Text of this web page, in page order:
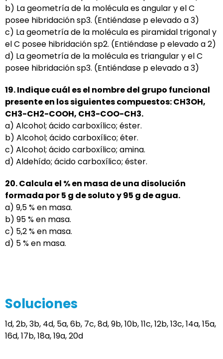
b) La geometría de la molécula es angular y el C
posee hibridación sp3. (Entiéndase p elevado a 3)
c) La geometría de la molécula es piramidal trigonal y
el C posee hibridación sp2. (Entiéndase p elevado a 2)
d) La geometría de la molécula es triangular y el C
posee hibridación sp3. (Entiéndase p elevado a 3)
19. Indique cuál es el nombre del grupo funcional
presente en los siguientes compuestos:CH3OH,
CH3-CH2-COOH, CH3-COO-CH3.
a) Alcohol; ácido carboxílico; éster.
b) Alcohol; ácido carboxílico; éter.
c) Alcohol; ácido carboxílico; amina.
d) Aldehído; ácido carboxílico; éster.
20. Calcula el % en masa de una disolución
formada por 5 g de soluto y 95 g de agua.
a) 9,5 % en masa.
b) 95 % en masa.
c) 5,2 % en masa.
d) 5 % en masa.
Soluciones
1d, 2b, 3b, 4d, 5a, 6b, 7c, 8d, 9b, 10b, 11c, 12b, 13c, 14a, 15a,
16d, 17b, 18a, 19a, 20d